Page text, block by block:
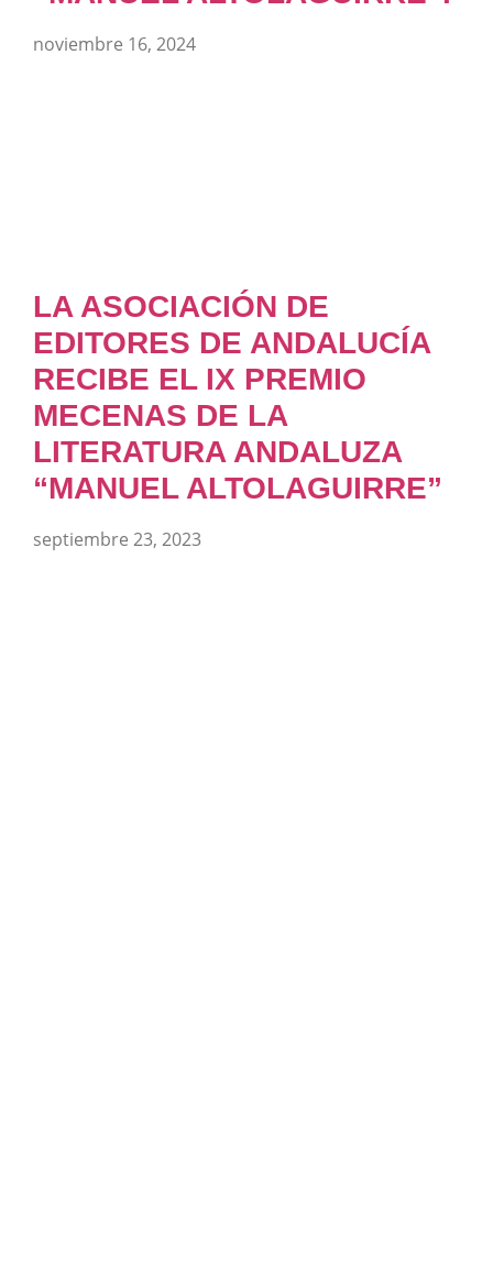
noviembre 16, 2024
LA ASOCIACIÓN DE
EDITORES DE ANDALUCÍA
RECIBE EL IX PREMIO
MECENAS DE LA
LITERATURA ANDALUZA
“MANUEL ALTOLAGUIRRE”
septiembre 23, 2023